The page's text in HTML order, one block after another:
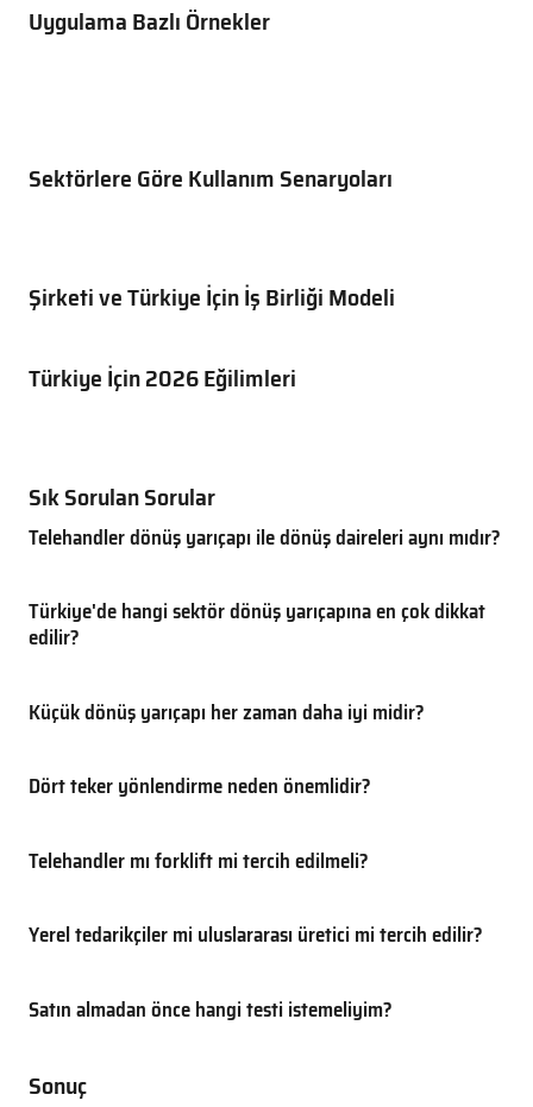
Uygulama Bazlı Örnekler
Sektörlere Göre Kullanım Senaryoları
Şirketi ve Türkiye İçin İş Birliği Modeli
Türkiye İçin 2026 Eğilimleri
Sık Sorulan Sorular
Telehandler dönüş yarıçapı ile dönüş daireleri aynı mıdır?
Türkiye'de hangi sektör dönüş yarıçapına en çok dikkat
edilir?
Küçük dönüş yarıçapı her zaman daha iyi midir?
Dört teker yönlendirme neden önemlidir?
Telehandler mı forklift mi tercih edilmeli?
Yerel tedarikçiler mi uluslararası üretici mi tercih edilir?
Satın almadan önce hangi testi istemeliyim?
Sonuç